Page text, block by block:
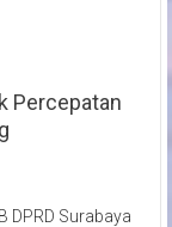
Percepatan
DPRD Surabaya